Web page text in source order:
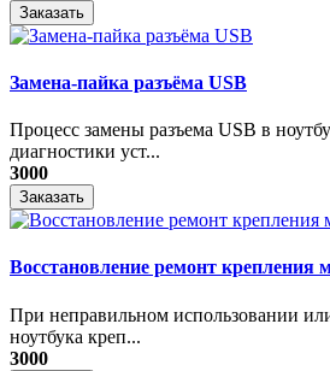
Заказать
Замена-пайка разъёма USB
Процесс замены разъема USB в
диагностики уст...
3000
Заказать
Восстановление ремонт крепления
При неправильном использовании
ноутбука креп...
3000